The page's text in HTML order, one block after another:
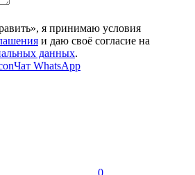
я принимаю условия
и даю своё согласие на
данных.
Чат WhatsApp
0